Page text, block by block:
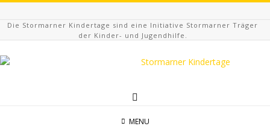
Die Stormarner Kindertage sind eine Initiative Stormarner Träger
der Kinder- und Jugendhilfe.
MENU